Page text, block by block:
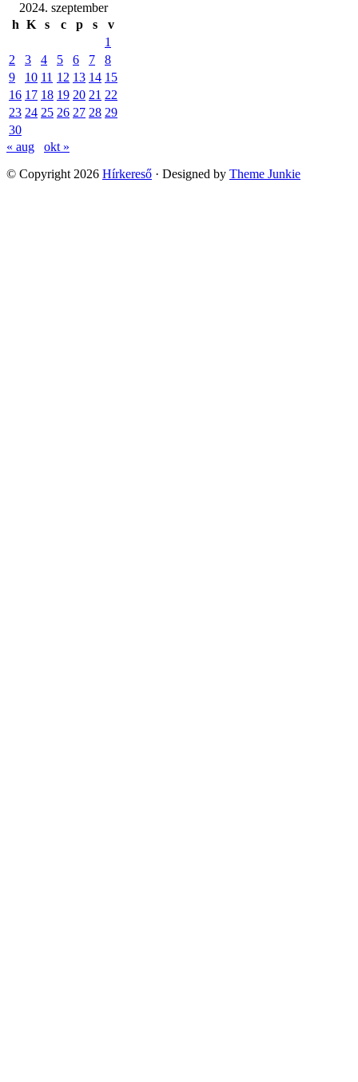
2024. szeptember
h K s c p s
v
1
2
3 4 5 6 7
8
9
10 11 12 13 14 15
16 17 18 19 20 21 22
23 24 25 26 27 28 29
30
« aug
okt »
© Copyright 2026 Hírkereső · Designed by Theme Junkie